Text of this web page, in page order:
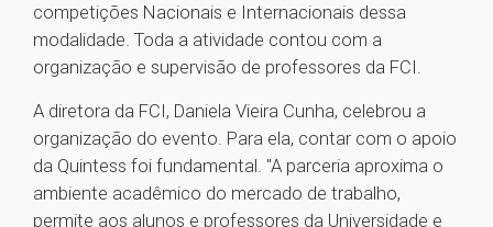
competições Nacionais e Internacionais dessa
modalidade. Toda a atividade contou com a
organização e supervisão de professores da FCI.
A diretora da FCI, Daniela Vieira Cunha, celebrou a
organização do evento. Para ela, contar com o apoio
da Quintess foi fundamental. "A parceria aproxima o
ambiente acadêmico do mercado de trabalho,
permite aos alunos e professores da Universidade e